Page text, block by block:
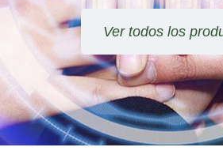
Ver todos los